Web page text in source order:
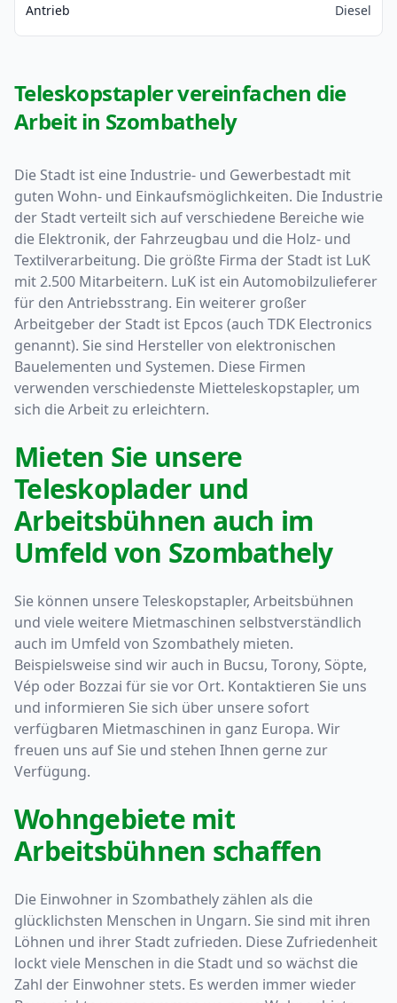
Antrieb
Diesel
Teleskopstapler vereinfachen die
Arbeit in Szombathely
Die Stadt ist eine Industrie- und Gewerbestadt mit
guten Wohn- und Einkaufsmöglichkeiten. Die Industrie
der Stadt verteilt sich auf verschiedene Bereiche wie
die Elektronik, der Fahrzeugbau und die Holz- und
Textilverarbeitung. Die größte Firma der Stadt ist LuK
mit 2.500 Mitarbeitern. LuK ist ein Automobilzulieferer
für den Antriebsstrang. Ein weiterer großer
Arbeitgeber der Stadt ist Epcos (auch TDK Electronics
genannt). Sie sind Hersteller von elektronischen
Bauelementen und Systemen. Diese Firmen
verwenden verschiedenste Mietteleskopstapler, um
sich die Arbeit zu erleichtern.
Mieten Sie unsere
Teleskoplader und
Arbeitsbühnen auch im
Umfeld von Szombathely
Sie können unsere Teleskopstapler, Arbeitsbühnen
und viele weitere Mietmaschinen selbstverständlich
auch im Umfeld von Szombathely mieten.
Beispielsweise sind wir auch in Bucsu, Torony, Söpte,
Vép oder Bozzai für sie vor Ort. Kontaktieren Sie uns
und informieren Sie sich über unsere sofort
verfügbaren Mietmaschinen in ganz Europa. Wir
freuen uns auf Sie und stehen Ihnen gerne zur
Verfügung.
Wohngebiete mit
Arbeitsbühnen schaffen
Die Einwohner in Szombathely zählen als die
glücklichsten Menschen in Ungarn. Sie sind mit ihren
Löhnen und ihrer Stadt zufrieden. Diese Zufriedenheit
lockt viele Menschen in die Stadt und so wächst die
Zahl der Einwohner stets. Es werden immer wieder